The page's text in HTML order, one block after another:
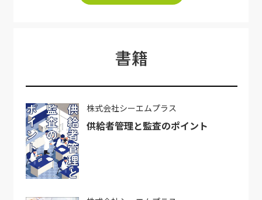
書籍
株式会社シーエムプラス
供給者管理と監査のポイント